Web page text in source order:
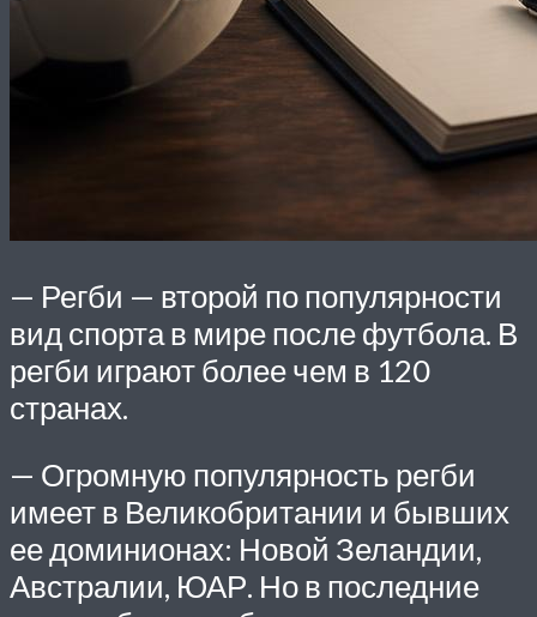
— Регби — второй по популярности
вид спорта в мире после футбола. В
регби играют более чем в 120
странах.
— Огромную популярность регби
имеет в Великобритании и бывших
ее доминионах: Новой Зеландии,
Австралии, ЮАР. Но в последние